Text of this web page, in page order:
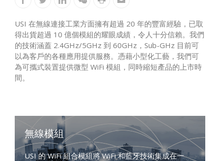
USI 在無線連接工業方面擁有超過 20 年的豐富經驗，已取
得出貨超過 10 億個模組的耀眼成績，令人十分信賴。我們
的技術涵蓋 2.4GHz/5GHz 到 60GHz，Sub-GHz 目前可
以為客戶的各種應用提供服務。憑藉小型化工藝，我們可
為可攜式裝置提供微型 WiFi 模組，同時縮短產品的上市時
間。
無線模組
USI 的 WiFi 組合模組將 WiFi 和藍牙技術集成在一